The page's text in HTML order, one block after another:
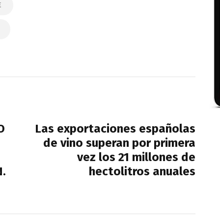
Las exportaciones españolas
de vino superan por primera
vez los 21 millones de
hectolitros anuales